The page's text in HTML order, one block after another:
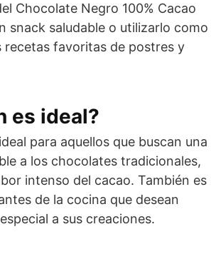
Chocolate Negro 100% Cacao
snack saludable o utilizarlo como
recetas favoritas de postres y
es ideal?
para aquellos que buscan una
a los chocolates tradicionales,
intenso del cacao. También es
de la cocina que desean
a sus creaciones.